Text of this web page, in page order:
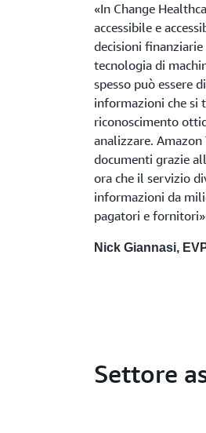
«In Change
accessibile e
decisioni
tecnologia di
spesso può essere
informazioni che si
riconoscimento
analizzare.
documenti grazie
ora che il servizio
informazioni da
pagatori e
Nick Giannasi,
Settore